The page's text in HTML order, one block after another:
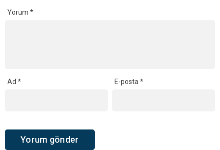
Yorum *
Ad * E-posta*